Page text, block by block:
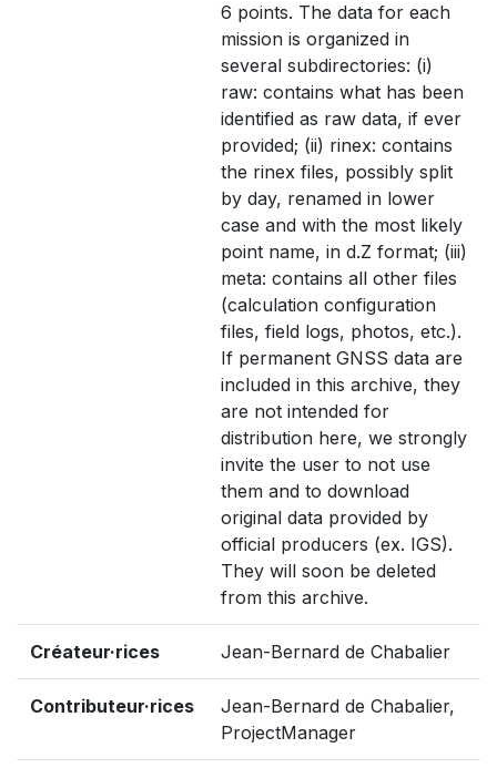
6 points. The data for each
mission is organized in
several subdirectories: (i)
raw: contains what has been
identified as raw data, if ever
provided; (ii) rinex: contains
the rinex files, possibly split
by day, renamed in lower
case and with the most likely
point name, in d.Z format; (iii)
meta: contains all other files
(calculation configuration
files, field logs, photos, etc.).
If permanent GNSS data are
included in this archive, they
are not intended for
distribution here, we strongly
invite the user to not use
them and to download
original data provided by
official producers (ex. IGS).
They will soon be deleted
from this archive.
Créateur·rices Jean-Bernard de Chabalier
Contributeur·rices
Jean-Bernard de Chabalier,
ProjectManager